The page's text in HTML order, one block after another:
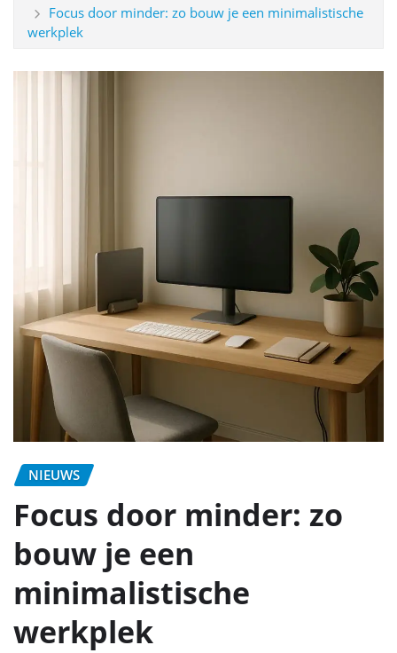
Focus door minder: zo bouw je een minimalistische
werkplek
NIEUWS
Focus door minder: zo
bouw je een
minimalistische
werkplek